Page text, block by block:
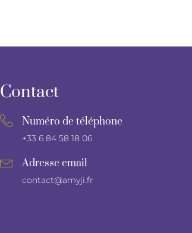
Contact
Numéro de téléphone
+33 6 84 58 18 06
Adresse email
contact@amyji.fr